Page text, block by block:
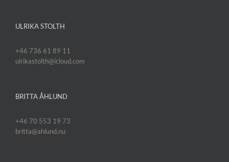
ULRIKA STOLTH
+46 736 61 89 11
ulrikastolth@icloud.com
BRITTA ÅHLUND
+46 70 553 19 73
britta@ahlund.nu